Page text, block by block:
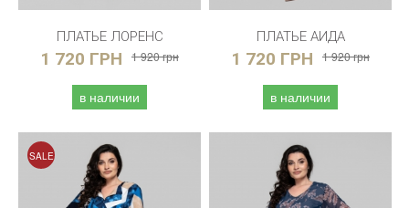
ПЛАТЬЕ ЛОРЕНС
1 720 ГРН 1 920 грн
в наличии
ПЛАТЬЕ АИДА
1 720 ГРН 1 920 грн
в наличии
SALE